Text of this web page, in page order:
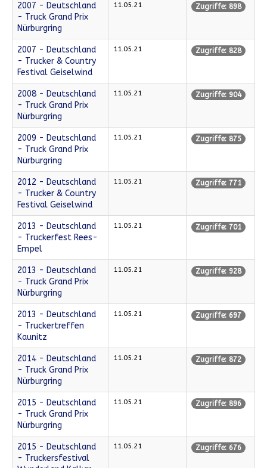
2007 - Deutschland
- Truck Grand Prix
Nürburgring
11.05.21 Zugriffe: 898
2007 - Deutschland
- Trucker & Country
Festival Geiselwind
11.05.21 Zugriffe: 828
2008 - Deutschland
- Truck Grand Prix
Nürburgring
11.05.21 Zugriffe: 904
2009 - Deutschland
- Truck Grand Prix
Nürburgring
11.05.21 Zugriffe: 875
2012 - Deutschland
- Trucker & Country
Festival Geiselwind
11.05.21 Zugriffe: 771
2013 - Deutschland
- Truckerfest Rees-
Empel
11.05.21 Zugriffe: 701
2013 - Deutschland
- Truck Grand Prix
Nürburgring
11.05.21 Zugriffe: 928
2013 - Deutschland
- Truckertreffen
Kaunitz
11.05.21 Zugriffe: 697
2014 - Deutschland
- Truck Grand Prix
Nürburgring
11.05.21 Zugriffe: 872
2015 - Deutschland
- Truck Grand Prix
Nürburgring
11.05.21 Zugriffe: 896
2015 - Deutschland
- Truckersfestival
11.05.21 Zugriffe: 676